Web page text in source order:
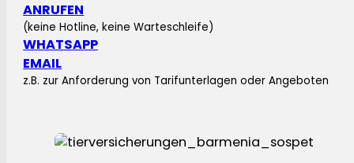
ANRUFEN
(keine Hotline, keine Warteschleife)
WHATSAPP
EMAIL
z.B. zur Anforderung von Tarifunterlagen oder Angeboten